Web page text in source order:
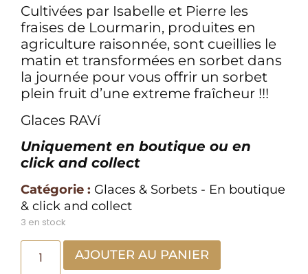
Cultivées par Isabelle et Pierre les
fraises de Lourmarin, produites en
agriculture raisonnée, sont cueillies le
matin et transformées en sorbet dans
la journée pour vous offrir un sorbet
plein fruit d’une extreme fraîcheur !!!
Glaces RAVí
Uniquement en boutique ou en
click and collect
Catégorie : Glaces & Sorbets - En boutique
& click and collect
3 en stock
AJOUTER AU PANIER